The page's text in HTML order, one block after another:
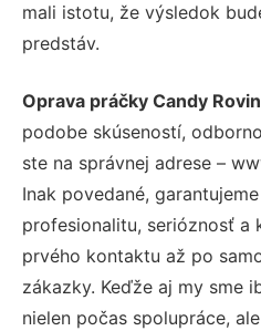
mali istotu, že výsledok
predstáv.
Oprava práčky Candy
podobe skúseností,
ste na správnej adrese –
Inak povedané,
profesionalitu, serióznosť a
prvého kontaktu až po
zákazky. Keďže aj my sme
nielen počas spolupráce,